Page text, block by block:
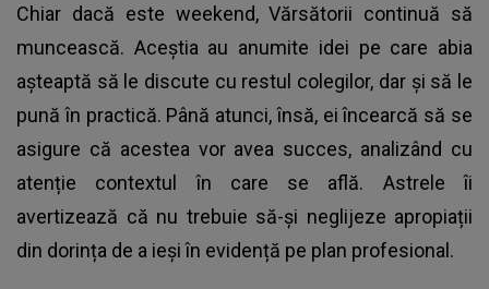
Chiar dacă este weekend, Vărsătorii continuă să
muncească. Aceștia au anumite idei pe care abia
așteaptă să le discute cu restul colegilor, dar și să le
pună în practică. Până atunci, însă, ei încearcă să se
asigure că acestea vor avea succes, analizând cu
atenție contextul în care se află. Astrele îi
avertizează că nu trebuie să-și neglijeze apropiații
din dorința de a ieși în evidență pe plan profesional.